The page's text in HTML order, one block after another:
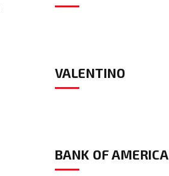
VALENTINO
BANK OF AMERICA